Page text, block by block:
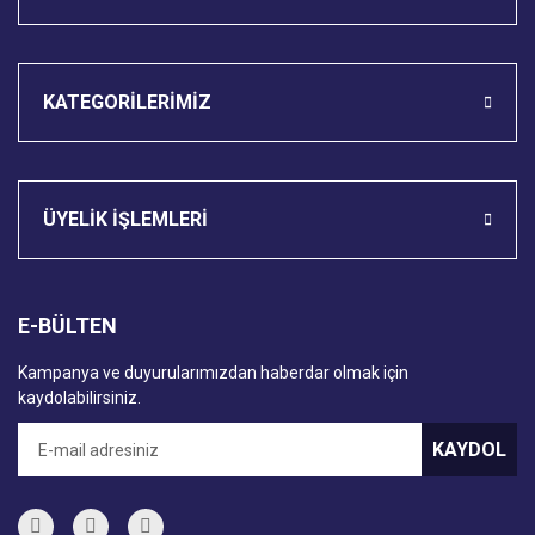
KATEGORİLERİMİZ
ÜYELİK İŞLEMLERİ
E-BÜLTEN
Kampanya ve duyurularımızdan haberdar olmak için
kaydolabilirsiniz.
KAYDOL